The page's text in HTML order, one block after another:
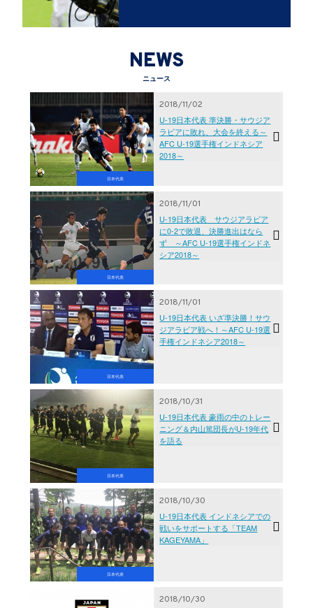
NEWS
ニュース
日本代表
2018/11/02
U-19日本代表 準決勝・サウジア
ラビアに敗れ、大会を終える～
AFC U-19選手権インドネシア
2018～
日本代表
2018/11/01
U-19日本代表 サウジアラビア
に0-2で敗退、決勝進出はなら
ず ～AFC U-19選手権インドネ
シア2018～
日本代表
2018/11/01
U-19日本代表 いざ準決勝！サウ
ジアラビア戦へ！～AFC U-19選
手権インドネシア2018～
日本代表
2018/10/31
U-19日本代表 豪雨の中のトレー
ニング＆内山篤団長がU-19年代
を語る
日本代表
2018/10/30
U-19日本代表 インドネシアでの
戦いをサポートする「TEAM
KAGEYAMA」
2018/10/30